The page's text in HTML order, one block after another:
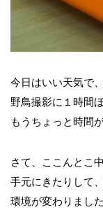
今日はいい天気で
野鳥撮影に１時間
もうちょっと時間
さて、ここんとこ
手元にきたりして
環境が変わりました